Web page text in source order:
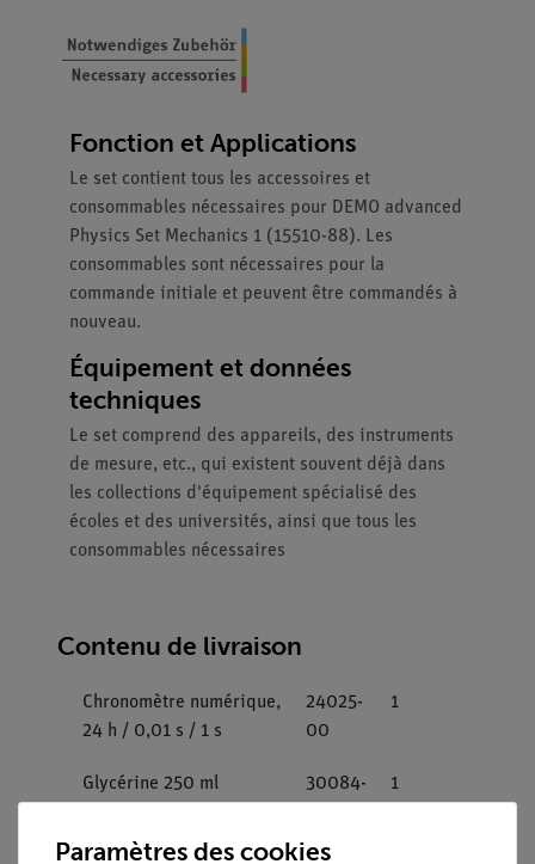
Fonction et Applications
Le set contient tous les accessoires et
consommables nécessaires pour DEMO advanced
Physics Set Mechanics 1 (15510-88). Les
consommables sont nécessaires pour la
commande initiale et peuvent être commandés à
nouveau.
Équipement et données
techniques
Le set comprend des appareils, des instruments
de mesure, etc., qui existent souvent déjà dans
les collections d'équipement spécialisé des
écoles et des universités, ainsi que tous les
consommables nécessaires
Contenu de livraison
Chronomètre numérique,
24 h / 0,01 s / 1 s
24025-
00
1
Glycérine 250 ml
30084-
1
Paramètres des cookies